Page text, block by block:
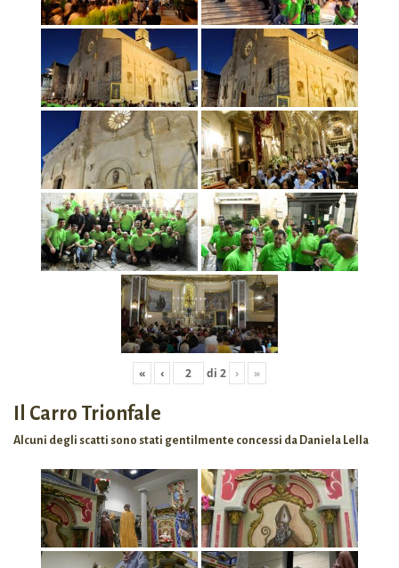
« ‹ di 2 › »
Il Carro Trionfale
Alcuni degli scatti sono stati gentilmente concessi da Daniela Lella